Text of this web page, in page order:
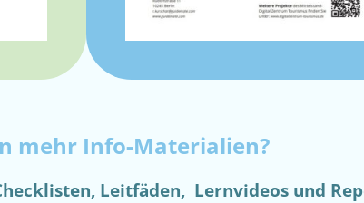
mehr Info-Materialien?
Leitfäden, Lernvideos und